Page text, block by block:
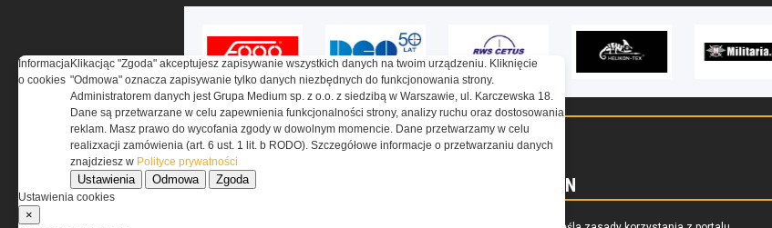
O NAS REGULAMIN
Informacja
o cookies
Klikacjąc "Zgoda" akceptujesz zapisywanie wszystkich danych na twoim urządzeniu. Kliknięcie
"Odmowa" oznacza zapisywanie tylko danych niezbędnych do funkcjonowania strony.
Administratorem danych jest Grupa Medium sp. z o.o. z siedzibą w Warszawie, ul. Karczewska 18.
Dane są przetwarzane w celu zapewnienia funkcjonalności strony, analizy ruchu oraz dostosowania
reklam. Masz prawo do wycofania zgody w dowolnym momencie. Dane przetwarzamy w celu
realizxacji zamówienia (art. 6 ust. 1 lit. b RODO). Szczegółowe informacje o przetwarzaniu danych
znajdziesz w Polityce prywatności
Ustawienia Odmowa Zgoda
Ustawienia cookies
×